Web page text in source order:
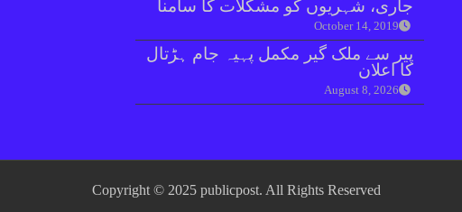
جاری، شہریوں کو مشکلات کا سامنا
October 14, 2019
پیر سے ملک گیر مکمل پہیہ جام ہڑتال
کا اعلان
August 8, 2026
Copyright © 2025 publicpost. All Rights Reserved